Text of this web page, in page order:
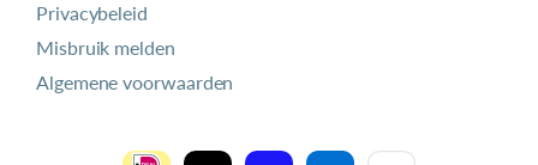
Privacybeleid
Misbruik melden
Algemene voorwaarden